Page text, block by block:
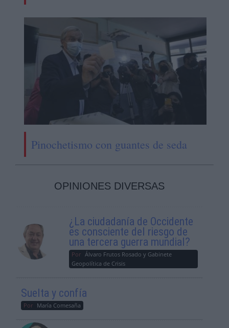
Pinochetismo con guantes de seda
OPINIONES DIVERSAS
¿La ciudadanía de Occidente
es consciente del riesgo de
una tercera guerra mundial?
Por Álvaro Frutos Rosado y Gabinete
Geopolítica de Crisis
Suelta y confía
Por María Comesaña